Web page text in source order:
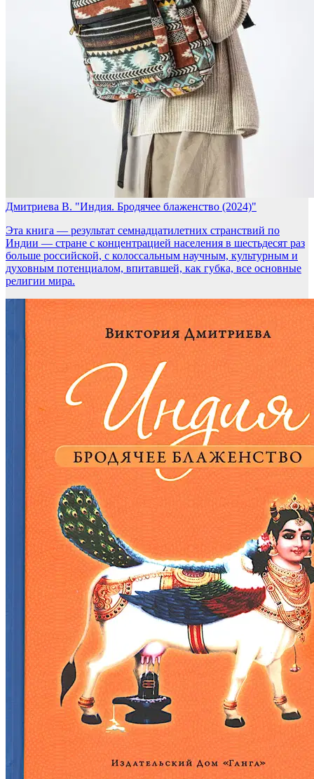
Дмитриева В. "Индия. Бродячее блаженство (2024)"
​Эта книга — результат семнадцатилетних странствий по
Индии — стране с концентрацией населения в шестьдесят раз
больше российской, с колоссальным научным, культурным и
духовным потенциалом, впитавшей, как губка, все основные
религии мира.